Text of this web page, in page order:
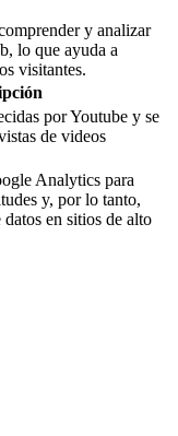
y analizar
lo que ayuda a
visitantes.
por Youtube y se
de videos
Analytics para
y, por lo tanto,
en sitios de alto